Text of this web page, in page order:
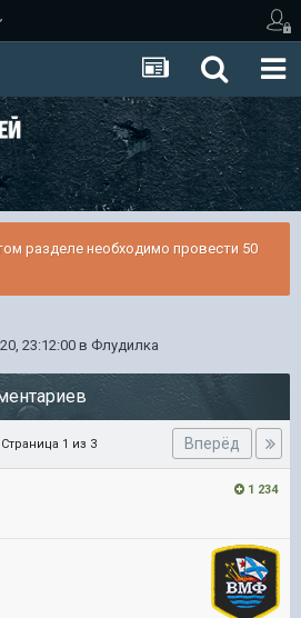
разделе необходимо провести 50
23:12:00 в Флудилка
Вперёд
Страница 1 из 3
1 234